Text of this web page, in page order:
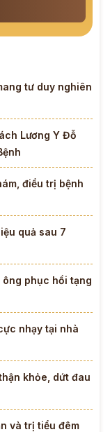
tư duy nghiên
Lương Y Đỗ
điều trị bệnh
quả sau 7
phục hồi tạng
nhạy tại nhà
khỏe, dứt đau
và trị tiểu đêm